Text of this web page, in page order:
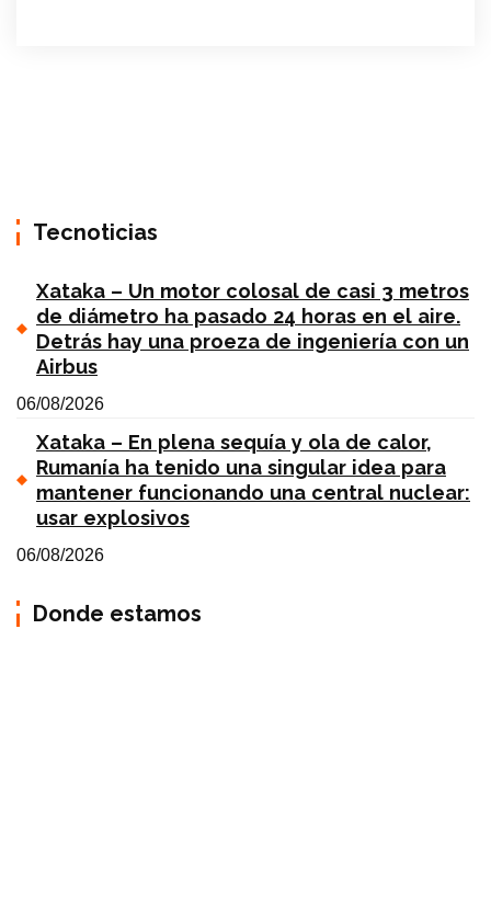
Tecnoticias
Xataka – Un motor colosal de casi 3 metros
de diámetro ha pasado 24 horas en el aire.
Detrás hay una proeza de ingeniería con un
Airbus
06/08/2026
Xataka – En plena sequía y ola de calor,
Rumanía ha tenido una singular idea para
mantener funcionando una central nuclear:
usar explosivos
06/08/2026
Donde estamos